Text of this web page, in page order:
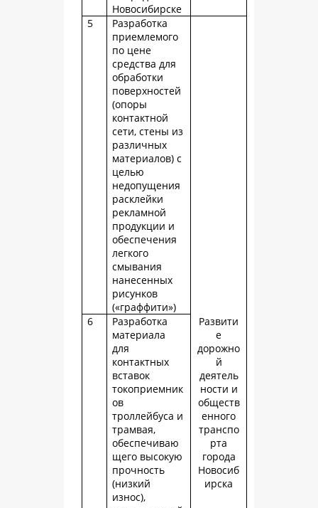
Новосибирске
5
Разработка
приемлемого
по цене
средства для
обработки
поверхностей
(опоры
контактной
сети, стены из
различных
материалов) с
целью
недопущения
расклейки
рекламной
продукции и
обеспечения
легкого
смывания
нанесенных
рисунков
(«граффити»)
Развити
е
дорожно
й
деятель
ности и
обществ
енного
транспо
рта
города
Новосиб
ирска
6
Разработка
материала
для
контактных
вставок
токоприемник
ов
троллейбуса и
трамвая,
обеспечиваю
щего высокую
прочность
(низкий
износ),